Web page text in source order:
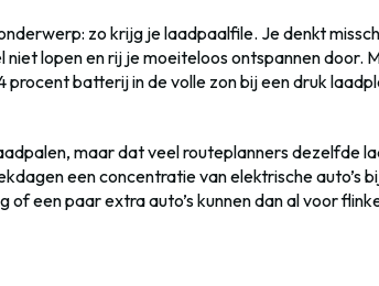
zo krijg je laadpaalfile. Je denkt
niet lopen en rij je moeiteloos ontspannen door.
procent batterij in de volle zon bij een druk
maar dat veel routeplanners dezelfde
een concentratie van elektrische auto’s
of een paar extra auto’s kunnen dan al voor